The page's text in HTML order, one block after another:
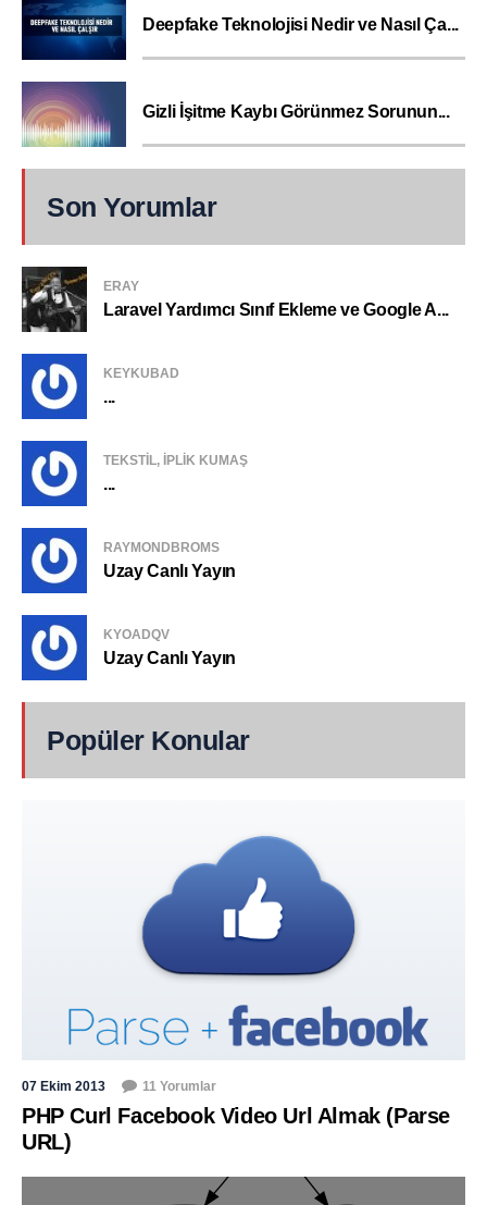
Deepfake Teknolojisi Nedir ve Nasıl Ça...
Gizli İşitme Kaybı Görünmez Sorunun...
Son Yorumlar
ERAY
Laravel Yardımcı Sınıf Ekleme ve Google A...
KEYKUBAD
...
TEKSTIL, IPLIK KUMAŞ
...
RAYMONDBROMS
Uzay Canlı Yayın
KYOADQV
Uzay Canlı Yayın
Popüler Konular
07 Ekim 2013 11 Yorumlar
PHP Curl Facebook Video Url Almak (Parse
URL)